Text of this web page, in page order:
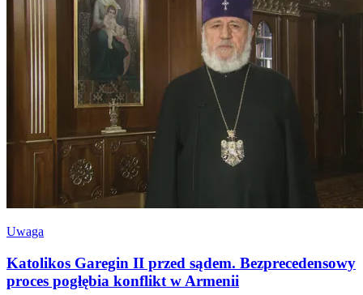
Uwaga
Katolikos Garegin II przed sądem. Bezprecedensowy
proces pogłębia konflikt w Armenii